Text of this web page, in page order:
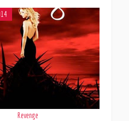
Revenge